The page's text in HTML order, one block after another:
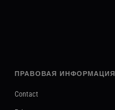
ПРАВОВАЯ ИНФОРМАЦИЯ
Contact